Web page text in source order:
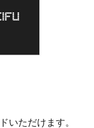
いただけます。